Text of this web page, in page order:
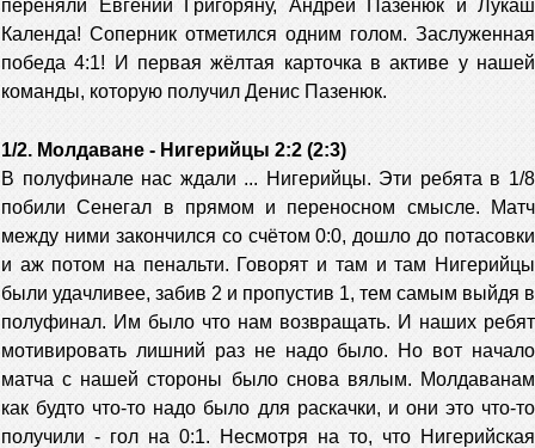
переняли Евгений Григоряну, Андрей Пазенюк и Лукаш
Календа! Соперник отметился одним голом. Заслуженная
победа 4:1! И первая жёлтая карточка в активе у нашей
команды, которую получил Денис Пазенюк.
1/2. Молдаване - Нигерийцы 2:2 (2:3)
В полуфинале нас ждали ... Нигерийцы. Эти ребята в 1/8
побили Сенегал в прямом и переносном смысле. Матч
между ними закончился со счётом 0:0, дошло до потасовки
и аж потом на пенальти. Говорят и там и там Нигерийцы
были удачливее, забив 2 и пропустив 1, тем самым выйдя в
полуфинал. Им было что нам возвращать. И наших ребят
мотивировать лишний раз не надо было. Но вот начало
матча с нашей стороны было снова вялым. Молдаванам
как будто что-то надо было для раскачки, и они это что-то
получили - гол на 0:1. Несмотря на то, что Нигерийская